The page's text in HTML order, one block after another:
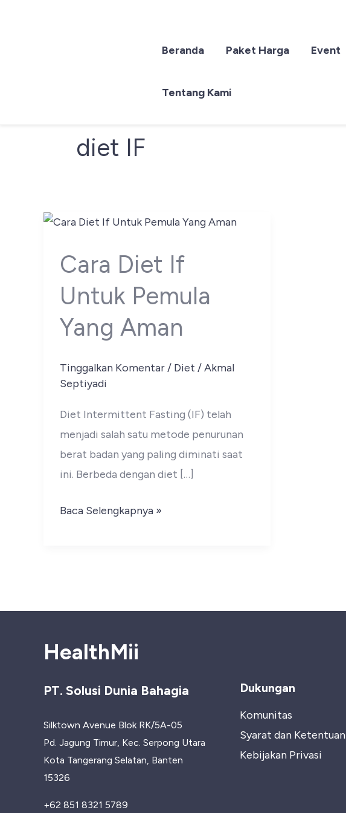
Beranda Paket Harga Event
Tentang Kami
diet IF
Cara Diet If
Untuk Pemula
Yang Aman
Tinggalkan Komentar/ Diet /Akmal
Septiyadi
Diet Intermittent Fasting (IF) telah
menjadi salah satu metode penurunan
berat badan yang paling diminati saat
ini. Berbeda dengan diet […]
Cara
Yang
Baca Selengkapnya »
HealthMii
PT. Solusi Dunia Bahagia
Silktown Avenue Blok RK/5A-05
Pd. Jagung Timur, Kec. Serpong Utara
Kota Tangerang Selatan, Banten
15326
+62 851 8321 5789
Dukungan
Komunitas
Syarat dan Ketentuan
Kebijakan Privasi